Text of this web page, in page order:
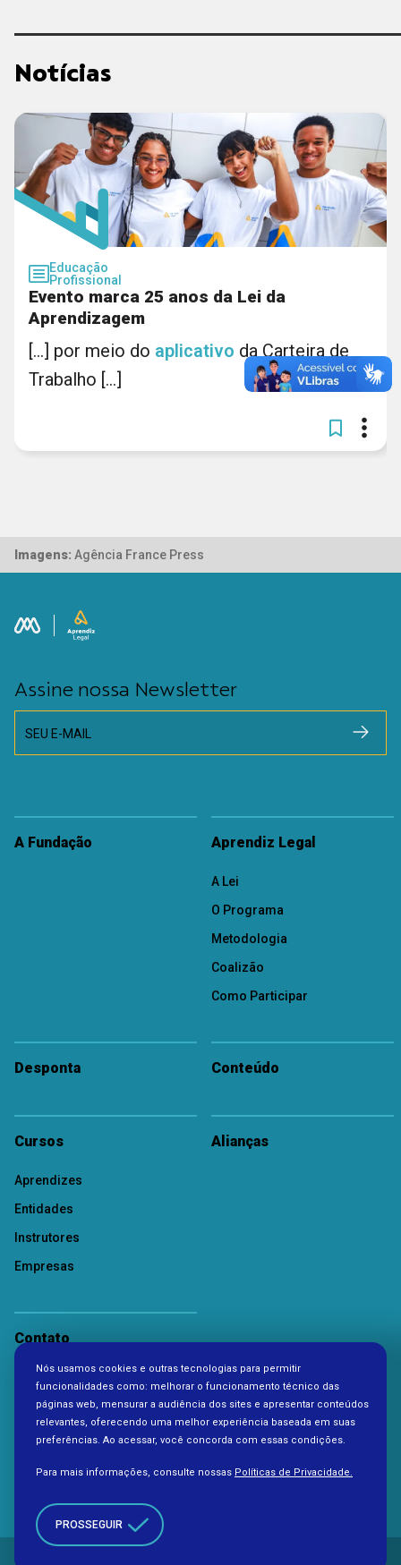
Notícias
Educação
Profissional
Evento marca 25 anos da Lei da
Aprendizagem
[...] por meio do aplicativo da Carteira de
Trabalho [...]
Imagens: Agência France Press
Assine nossa Newsletter
SEU E-MAIL
A Fundação Aprendiz Legal
A Lei
O Programa
Metodologia
Coalizão
Como Participar
Desponta Conteúdo
Cursos
Aprendizes
Entidades
Instrutores
Empresas
Alianças
Contato
Nós usamos cookies e outras tecnologias para permitir
funcionalidades como: melhorar o funcionamento técnico das
páginas web, mensurar a audiência dos sites e apresentar conteúdos
relevantes, oferecendo uma melhor experiência baseada em suas
preferências. Ao acessar, você concorda com essas condições.
Para mais informações, consulte nossas Políticas de Privacidade.
PROSSEGUIR